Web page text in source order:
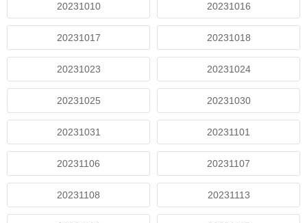
20231010 20231016
20231017 20231018
20231023 20231024
20231025 20231030
20231031 20231101
20231106 20231107
20231108 20231113